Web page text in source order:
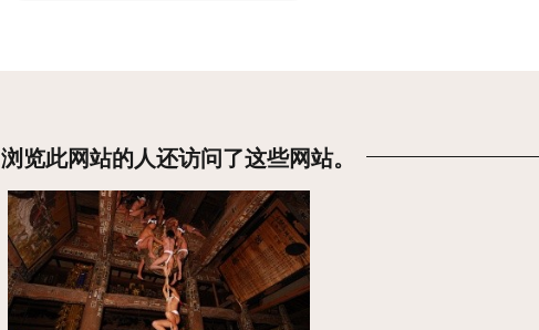
浏览此网站的人还访问了这些网站。
详细